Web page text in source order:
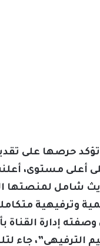
حرصها على
أعلى مستوى،
شامل لمنصتها
وترفيهية
إدارة القناة
الترفيهي”، جاء